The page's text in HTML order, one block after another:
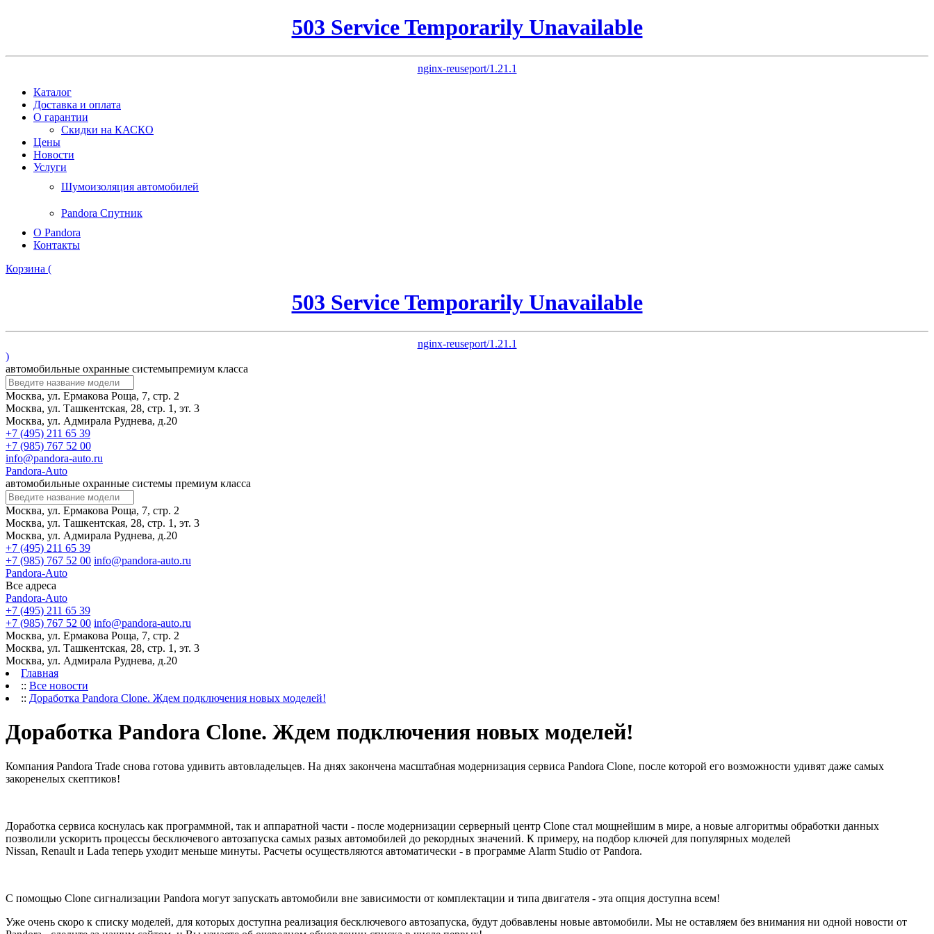
503 Service Temporarily Unavailable
nginx-reuseport/1.21.1
Каталог
Доставка и оплата
О гарантии
Скидки на КАСКО
Цены
Новости
Услуги
Шумоизоляция автомобилей
Pandora Спутник
О Pandora
Контакты
Корзина (
503 Service Temporarily Unavailable
nginx-reuseport/1.21.1
)
автомобильные охранные системыпремиум класса
Москва, ул. Ермакова Роща, 7, стр. 2
Москва, ул. Ташкентская, 28, стр. 1, эт. 3
Москва, ул. Адмирала Руднева, д.20
+7 (495) 211 65 39
+7 (985) 767 52 00
info@pandora-auto.ru
Pandora-Auto
автомобильные охранные системы премиум класса
Москва, ул. Ермакова Роща, 7, стр. 2
Москва, ул. Ташкентская, 28, стр. 1, эт. 3
Москва, ул. Адмирала Руднева, д.20
+7 (495) 211 65 39
+7 (985) 767 52 00 info@pandora-auto.ru
Pandora-Auto
Все адреса
Pandora-Auto
+7 (495) 211 65 39
+7 (985) 767 52 00 info@pandora-auto.ru
Москва, ул. Ермакова Роща, 7, стр. 2
Москва, ул. Ташкентская, 28, стр. 1, эт. 3
Москва, ул. Адмирала Руднева, д.20
Главная
:: Все новости
:: Доработка Pandora Clone. Ждем подключения новых моделей!
Доработка Pandora Clone. Ждем подключения новых моделей!
Компания Pandora Trade снова готова удивить автовладельцев. На днях закончена масштабная модернизация сервиса Pandora Clone, после которой его возможности удивят даже самых
закоренелых скептиков!
Доработка сервиса коснулась как программной, так и аппаратной части - после модернизации серверный центр Clone стал мощнейшим в мире, а новые алгоритмы обработки данных
позволили ускорить процессы бесключевого автозапуска самых разых автомобилей до рекордных значений. К примеру, на подбор ключей для популярных моделей
Nissan, Renault и Lada теперь уходит меньше минуты. Расчеты осуществляются автоматически - в программе Alarm Studio от Pandora.
С помощью Clone сигнализации Pandora могут запускать автомобили вне зависимости от комплектации и типа двигателя - эта опция доступна всем!
Уже очень скоро к списку моделей, для которых доступна реализация бесключевого автозапуска, будут добвавлены новые автомобили. Мы не оставляем без внимания ни одной новости от